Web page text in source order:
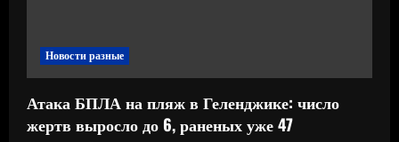
Новости разные
Атака БПЛА на пляж в Геленджике: число
жертв выросло до 6, раненых уже 47